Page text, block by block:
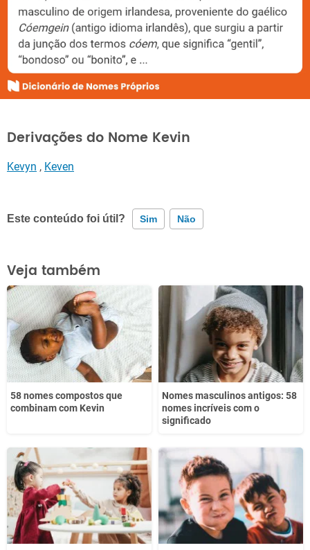
Derivações do Nome Kevin
Kevyn , Keven
Este conteúdo foi útil? Sim Não
Este conteúdo contém informação incorreta
Este conteúdo não tem a informação que procuro
Outro
Veja também
58 nomes compostos que
combinam com Kevin
Nomes masculinos antigos: 58
nomes incríveis com o
significado